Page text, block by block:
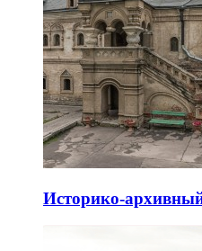
Историко-